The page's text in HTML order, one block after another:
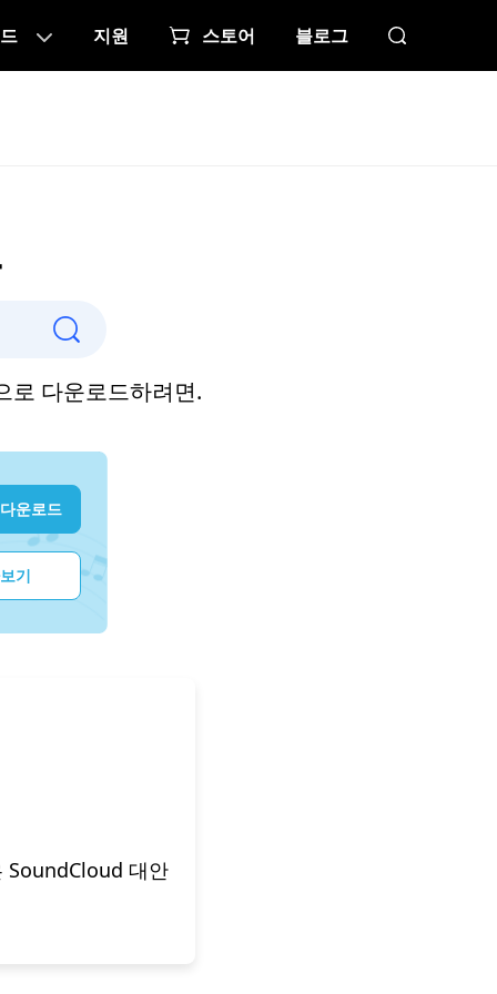
지원 스토어 블로그
다운로드하려면.
운로드
기
SoundCloud 대안